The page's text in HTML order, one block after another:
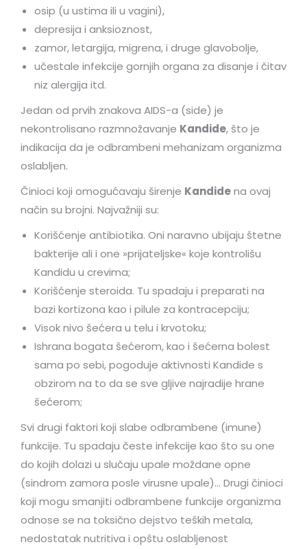
osip (u ustima ili u vagini),
depresija i anksioznost,
zamor, letargija, migrena, i druge glavobolje,
učestale infekcije gornjih organa za disanje i čitav
niz alergija itd.
Jedan od prvih znakova AIDS-a (side) je
nekontrolisano razmnožavanje Kandide, što je
indikacija da je odbrambeni mehanizam organizma
oslabljen.
Činioci koji omogućavaju širenje Kandidena ovaj
način su brojni. Najvažniji su:
Korišćenje antibiotika. Oni naravno ubijaju štetne
bakterije ali i one »prijateljske« koje kontrolišu
Kandidu u crevima;
Korišćenje steroida. Tu spadaju i preparati na
bazi kortizona kao i pilule za kontracepciju;
Visok nivo šećera u telu i krvotoku;
Ishrana bogata šećerom, kao i šećerna bolest
sama po sebi, pogoduje aktivnosti Kandide s
obzirom na to da se sve gljive najradije hrane
šećerom;
Svi drugi faktori koji slabe odbrambene (imune)
funkcije. Tu spadaju česte infekcije kao što su one
do kojih dolazi u slučaju upale moždane opne
(sindrom zamora posle virusne upale)… Drugi činioci
koji mogu smanjiti odbrambene funkcije organizma
odnose se na toksično dejstvo teških metala,
nedostatak nutritiva i opštu oslabljenost